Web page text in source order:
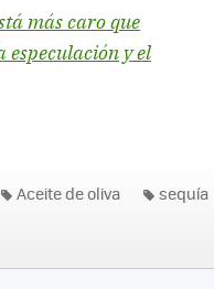
más caro que
especulación y el
Aceite de oliva sequía